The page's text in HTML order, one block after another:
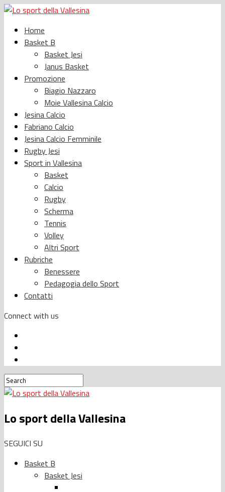
Home
Basket B
Basket Jesi
Janus Basket
Promozione
Biagio Nazzaro
Moie Vallesina Calcio
Jesina Calcio
Fabriano Calcio
Jesina Calcio Femminile
Rugby Jesi
Sport in Vallesina
Basket
Calcio
Rugby
Scherma
Tennis
Volley
Altri Sport
Rubriche
Benessere
Pedagogia dello Sport
Contatti
Connect with us
Lo sport della Vallesina
SEGUICI SU
Basket B
Basket Jesi